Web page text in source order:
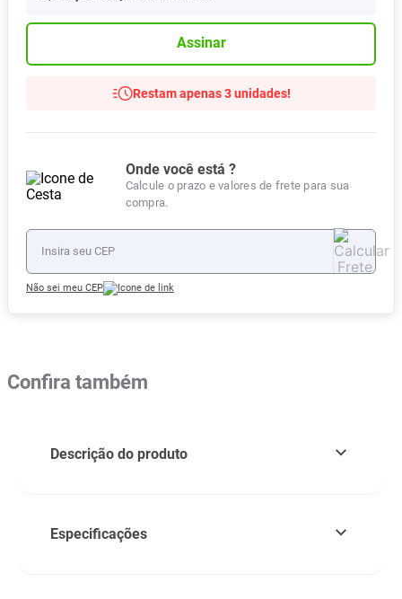
Assinar
Restam apenas 3 unidades!
Onde você está ?
Calcule o prazo e valores de frete para sua
compra.
Não sei meu CEP
Confira também
Descrição do produto
Especificações